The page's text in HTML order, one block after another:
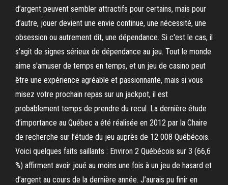
d’argent peuvent sembler attractifs pour certains, mais pour
d’autre, jouer devient une envie continue, une nécessité, une
obsession ou autrement dit, une dépendance. Si c'est le cas, il
s'agit de signes sérieux de dépendance au jeu. Tout le monde
aime s'amuser de temps en temps, et un jeu de casino peut
être une expérience agréable et passionnante, mais si vous
misez votre prochain repas sur un jackpot, il est
probablement temps de prendre du recul. La dernière étude
d’importance au Québec a été réalisée en 2012 par la Chaire
de recherche sur l’étude du jeu auprès de 12 008 Québécois.
Voici quelques faits saillants : Environ 2 Québécois sur 3 (66,6
%) affirment avoir joué au moins une fois à un jeu de hasard et
d’argent au cours de la dernière année. J’aurais pu finir en